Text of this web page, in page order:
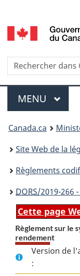
selection
Menu
MENU
You
are
here:
Canada.ca
Site Web de la
Règlements
DORS/2019-266
Cette page
Règlement sur le
rendement
Version de
: